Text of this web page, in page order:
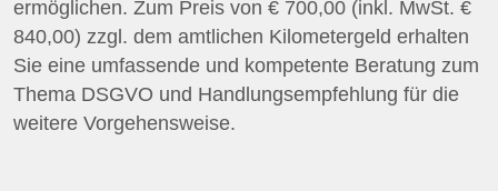
ermöglichen. Zum Preis von € 700,00 (inkl. MwSt. €
840,00) zzgl. dem amtlichen Kilometergeld erhalten
Sie eine umfassende und kompetente Beratung zum
Thema DSGVO und Handlungsempfehlung für die
weitere Vorgehensweise.